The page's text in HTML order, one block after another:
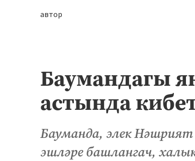
автор
Баумандагы
астында
Бауманда, элек
эшләре башлангач,